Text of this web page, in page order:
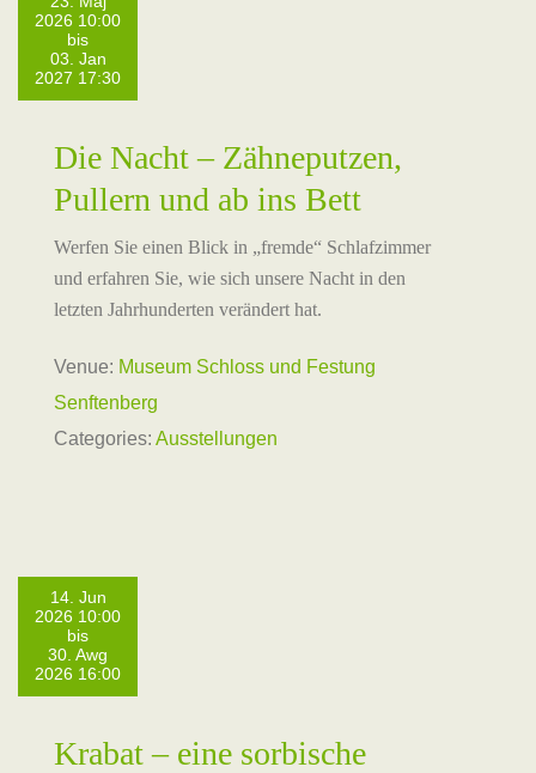
2026 10:00
bis
03. Jan
2027 17:30
Die Nacht – Zähneputzen,
Pullern und ab ins Bett
Werfen Sie einen Blick in „fremde“ Schlafzimmer
und erfahren Sie, wie sich unsere Nacht in den
letzten Jahrhunderten verändert hat.
Venue: Museum Schloss und Festung
Senftenberg
Categories: Ausstellungen
14. Jun
2026 10:00
bis
30. Awg
2026 16:00
Krabat – eine sorbische